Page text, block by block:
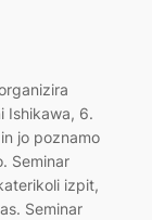
Ishikawa, 6.
jo poznamo
Seminar
izpit,
Seminar